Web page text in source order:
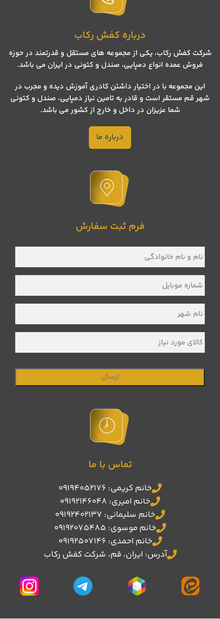
درباره کفش رکاب
شرکت کفش رکاب، یکی از مجموعه های مستقل و قدرتمند در حوزه
فروش عمده انواع دمپایی، صندل و کتونی در ایران می باشد.
این مجموعه با در اختیار داشتن کادری آموزش دیده و مجرب در
شهر قم مستقر است و قادر به تامین نیاز دمپایی، صندل و کتونی
شما عزیزان در داخل و خارج از کشور می باشد.
درباره ما
فرم ثبت سفارش
نام
و
نام
شماره
موبایل *
نام
شهر *
کالای
مورد
نیاز
تماس با ما
خانم کریمی: 09194052176
خانم امیری: 09192146048
خانم سلیمانی: 09192402137
خانم موسوی: 09192075485
خانم احمدی: 09192507146
آدرس: ایران، قم، شرکت کفش رکاب